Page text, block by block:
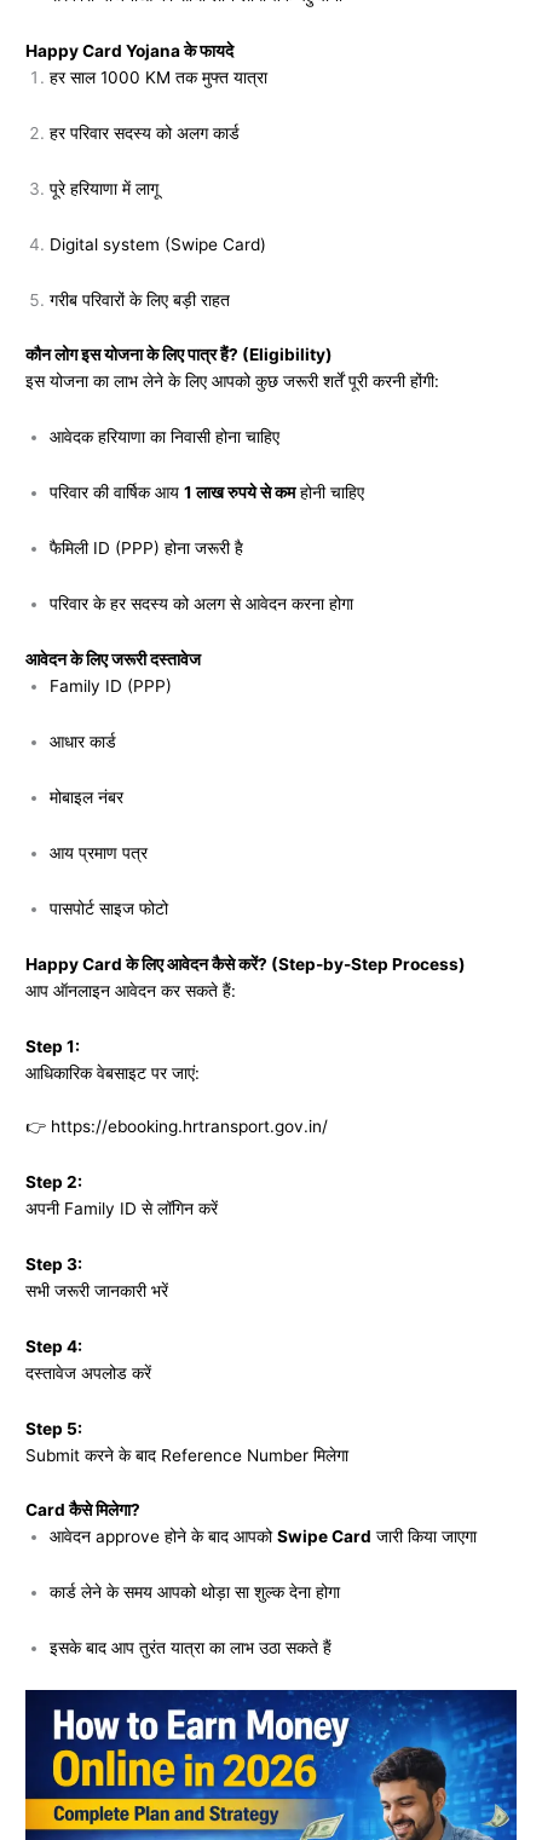
Happy Card Yojana के फायदे
हर साल 1000 KM तक मुफ्त यात्रा
हर परिवार सदस्य को अलग कार्ड
पूरे हरियाणा में लागू
Digital system (Swipe Card)
गरीब परिवारों के लिए बड़ी राहत
कौन लोग इस योजना के लिए पात्र हैं? (Eligibility)
इस योजना का लाभ लेने के लिए आपको कुछ जरूरी शर्तें पूरी करनी होंगी:
आवेदक हरियाणा का निवासी होना चाहिए
परिवार की वार्षिक आय1 लाख रुपये से कमहोनी चाहिए
फैमिली ID (PPP) होना जरूरी है
परिवार के हर सदस्य को अलग से आवेदन करना होगा
आवेदन के लिए जरूरी दस्तावेज
Family ID (PPP)
आधार कार्ड
मोबाइल नंबर
आय प्रमाण पत्र
पासपोर्ट साइज फोटो
Happy Card के लिए आवेदन कैसे करें? (Step-by-Step Process)
आप ऑनलाइन आवेदन कर सकते हैं:
Step 1:
आधिकारिक वेबसाइट पर जाएं:
👉 https://ebooking.hrtransport.gov.in/
Step 2:
अपनी Family ID से लॉगिन करें
Step 3:
सभी जरूरी जानकारी भरें
Step 4:
दस्तावेज अपलोड करें
Step 5:
Submit करने के बाद Reference Number मिलेगा
Card कैसे मिलेगा?
आवेदन approve होने के बाद आपकोSwipe Card जारी किया जाएगा
कार्ड लेने के समय आपको थोड़ा सा शुल्क देना होगा
इसके बाद आप तुरंत यात्रा का लाभ उठा सकते हैं